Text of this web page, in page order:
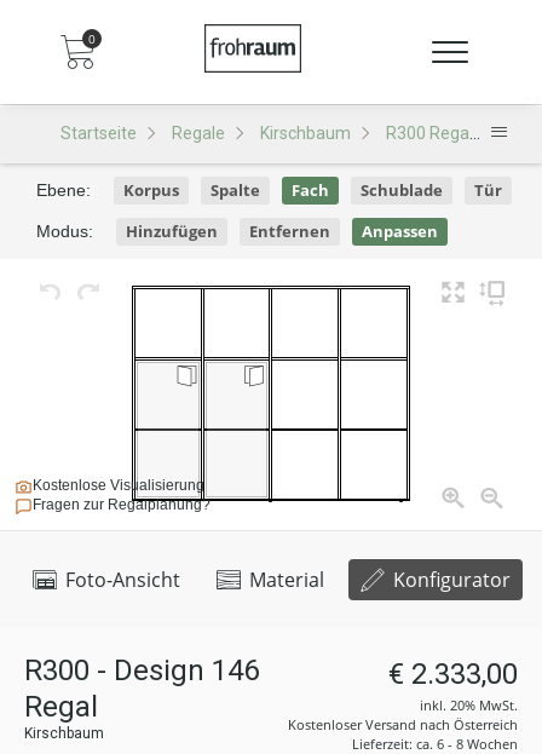
0
Startseite Regale Kirschbaum R300 Regal
Foto-Ansicht Material Konfigurator
Kostenlose Visualisierung
Fragen zur Regalplanung?
Ebene: Korpus Spalte Fach Schublade Tür
Modus: Hinzufügen Entfernen Anpassen
R300 - Design 146
Regal
Kirschbaum
€ 2.333,00
inkl. 20% MwSt.
Kostenloser Versand nach Österreich
Lieferzeit: ca. 6 - 8 Wochen